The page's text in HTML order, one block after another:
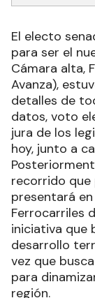
El electo
para ser el
Cámara alta,
Avanza),
detalles de
datos, voto
jura de los
hoy, junto a
recorrido que
presentará
Ferrocarriles
iniciativa que
desarrollo
vez que
para
región.